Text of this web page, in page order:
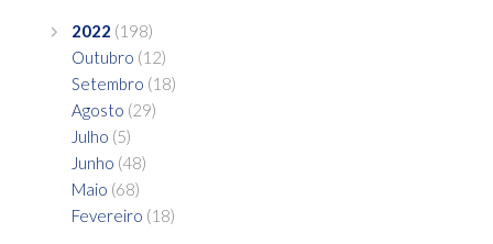
2022 (198)
Outubro (12)
Setembro (18)
Agosto (29)
Julho (5)
Junho (48)
Maio (68)
Fevereiro (18)